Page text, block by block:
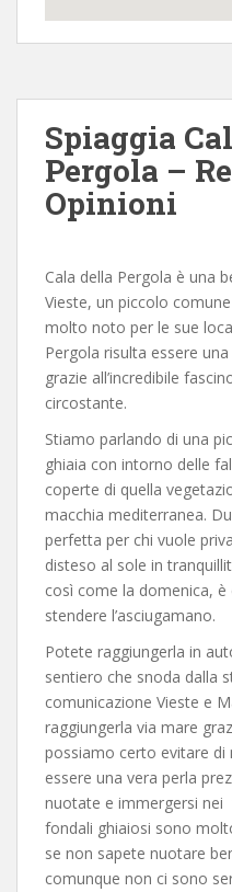
Spiaggia
Pergola –
Opinioni
Cala della Pergola è una
Vieste, un piccolo
molto noto per le sue
Pergola risulta essere
grazie all’incredibile
circostante.
Stiamo parlando di una
ghiaia con intorno delle
coperte di quella
macchia mediterranea.
perfetta per chi vuole
disteso al sole in
così come la domenica,
stendere l’asciugamano.
Potete raggiungerla in
sentiero che snoda dalla
comunicazione Vieste e
raggiungerla via mare
possiamo certo evitare di
essere una vera perla
nuotate e immergersi nei
fondali ghiaiosi sono
se non sapete nuotare
comunque non ci sono